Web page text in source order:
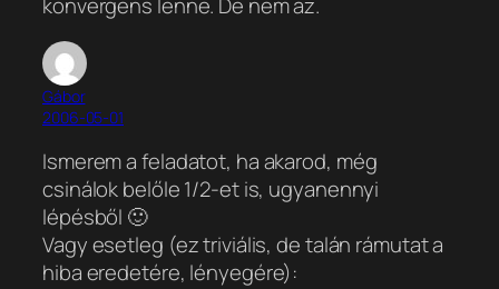
Gábor
2006-05-01
Ismerem a feladatot, ha akarod, még
csinálok belőle 1/2-et is, ugyanennyi
lépésből 🙂
Vagy esetleg (ez triviális, de talán rámutat a
hiba eredetére, lényegére):